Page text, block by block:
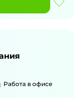
Работа в офисе